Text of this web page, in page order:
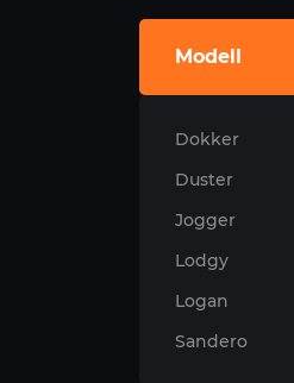
Modell
Dokker
Duster
Jogger
Lodgy
Logan
Sandero